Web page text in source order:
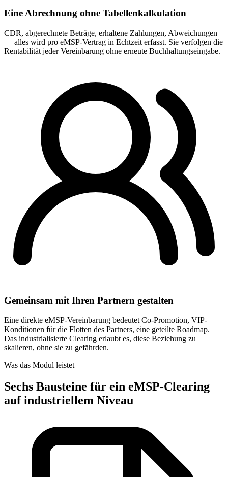
Eine Abrechnung ohne Tabellenkalkulation
CDR, abgerechnete Beträge, erhaltene Zahlungen, Abweichungen
— alles wird pro eMSP-Vertrag in Echtzeit erfasst. Sie verfolgen die
Rentabilität jeder Vereinbarung ohne erneute Buchhaltungseingabe.
Gemeinsam mit Ihren Partnern gestalten
Eine direkte eMSP-Vereinbarung bedeutet Co-Promotion, VIP-
Konditionen für die Flotten des Partners, eine geteilte Roadmap.
Das industrialisierte Clearing erlaubt es, diese Beziehung zu
skalieren, ohne sie zu gefährden.
Was das Modul leistet
Sechs Bausteine für ein eMSP-Clearing
auf industriellem Niveau